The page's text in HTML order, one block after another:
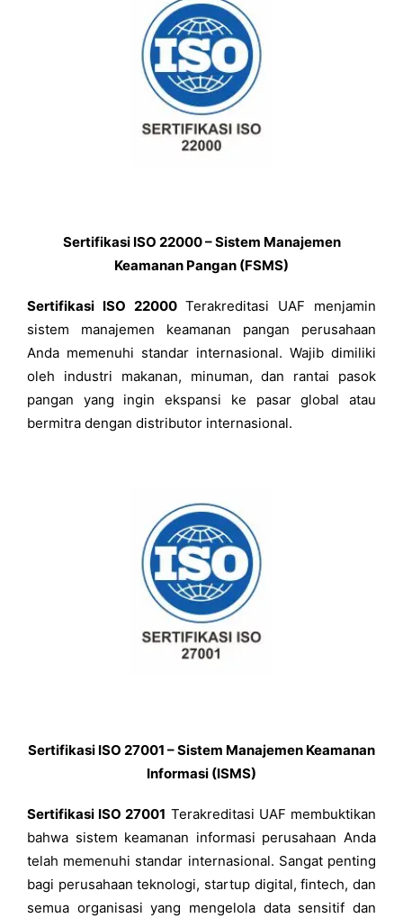
Sertifikasi ISO 22000 – Sistem Manajemen
Keamanan Pangan (FSMS)
Sertifikasi ISO 22000Terakreditasi UAF menjamin
sistem manajemen keamanan pangan perusahaan
Anda memenuhi standar internasional. Wajib dimiliki
oleh industri makanan, minuman, dan rantai pasok
pangan yang ingin ekspansi ke pasar global atau
bermitra dengan distributor internasional.
Sertifikasi ISO 27001 – Sistem Manajemen Keamanan
Informasi (ISMS)
Sertifikasi ISO 27001 Terakreditasi UAF membuktikan
bahwa sistem keamanan informasi perusahaan Anda
telah memenuhi standar internasional. Sangat penting
bagi perusahaan teknologi, startup digital, fintech, dan
semua organisasi yang mengelola data sensitif dan